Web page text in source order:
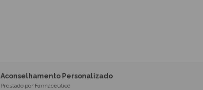
Aconselhamento Personalizado
Prestado por Farmacêutico